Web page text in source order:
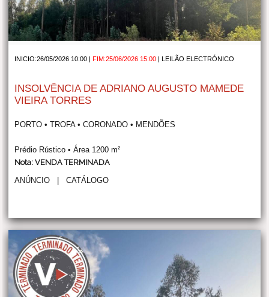
INICIO:26/05/2026 10:00 | FIM:25/06/2026 15:00 LEILÃO ELECTRÓNICO
INSOLVÊNCIA DE ADRIANO AUGUSTO MAMEDE
VIEIRA TORRES
PORTO • TROFA • CORONADO • MENDÕES
Prédio Rústico • Área 1200 m²
Nota: VENDA TERMINADA
ANÚNCIO |CATÁLOGO